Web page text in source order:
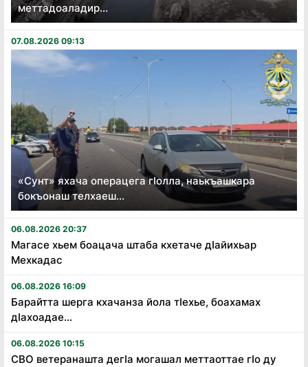
меттадоаладир...
07.08.2026 09:13
«Сунт» яхача операцега гӏолла, наькъашкара
бокъонаш телхаеш...
06.08.2026 20:37
Магасе хьем боацача штаба кхетаче дӏайихьар
Мехкадас
06.08.2026 16:09
Барайтта шерга кхачанза йола тӏехье, боахамах
дӏахоадае...
06.08.2026 10:15
СВО ветеранашта дегӏа могашал меттаоттае гӏо ду